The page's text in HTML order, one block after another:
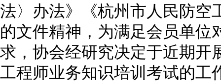
法〉办法》《杭州市人民防空
的文件精神，为满足会员单位
求，协会经研究决定于近期开
工程师业务知识培训考试的工